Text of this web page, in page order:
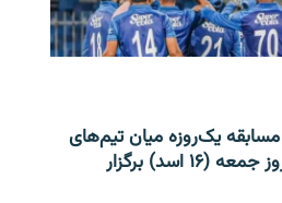
یک‌روزه میان تیم‌های
کرکت افغانستان و ایرلند، روز جمعه (۱۶ اسد) برگزار